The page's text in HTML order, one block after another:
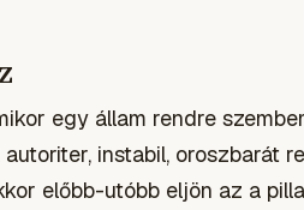
egy állam rendre
instabil, oroszbarát
előbb-utóbb eljön az a